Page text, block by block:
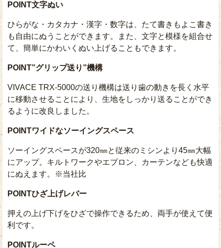
POINT文字ぬい
ひらがな・カタカナ・漢字・数字は、たて書きもよこ書き
も自由にぬうことができます。また、文字と模様を組合せ
て、簡単にかわいくぬい上げることもできます。
POINT”グリップ送り”機構
VIVACE TRX-5000の送り機構は送り歯の動きを長く水平
に移動させることにより、生地をしっかり送ることができ
るように改良しました。
POINTワイドなソーイングスペース
ソーイングスペースが320㎜と従来のミシンより45㎜大幅
にアップ。キルトワークやエプロン、カーテンなども快適
にぬえます。※当社比
POINTひざ上げレバー
押えの上げ下げをひざで操作できるため、両手が使えて便
利です。
POINTルーペ